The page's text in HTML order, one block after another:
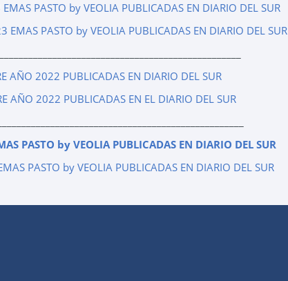
PASTO by VEOLIA PUBLICADAS EN DIARIO DEL SUR
EMAS PASTO by VEOLIA PUBLICADAS EN DIARIO DEL SUR
AÑO 2022 PUBLICADAS EN DIARIO DEL SUR
AÑO 2022 PUBLICADAS EN EL DIARIO DEL SUR
PASTO by VEOLIA PUBLICADAS EN DIARIO DEL SUR
PASTO by VEOLIA PUBLICADAS EN DIARIO DEL SUR